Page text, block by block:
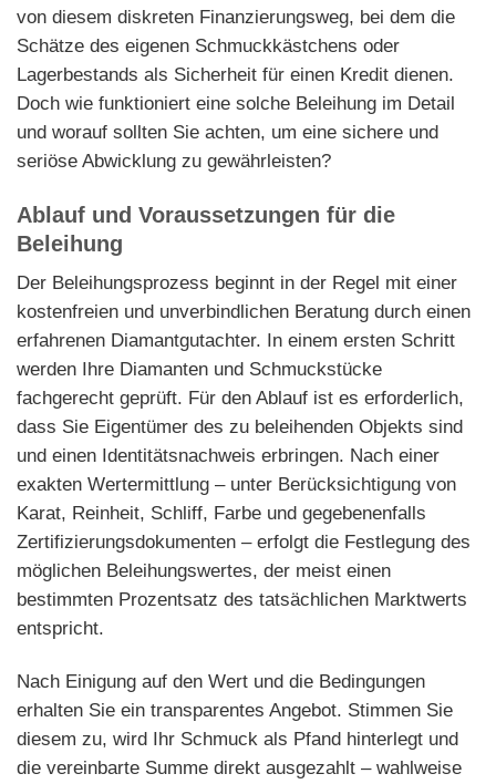
von diesem diskreten Finanzierungsweg, bei dem die
Schätze des eigenen Schmuckkästchens oder
Lagerbestands als Sicherheit für einen Kredit dienen.
Doch wie funktioniert eine solche Beleihung im Detail
und worauf sollten Sie achten, um eine sichere und
seriöse Abwicklung zu gewährleisten?
Ablauf und Voraussetzungen für die
Beleihung
Der Beleihungsprozess beginnt in der Regel mit einer
kostenfreien und unverbindlichen Beratung durch einen
erfahrenen Diamantgutachter. In einem ersten Schritt
werden Ihre Diamanten und Schmuckstücke
fachgerecht geprüft. Für den Ablauf ist es erforderlich,
dass Sie Eigentümer des zu beleihenden Objekts sind
und einen Identitätsnachweis erbringen. Nach einer
exakten Wertermittlung – unter Berücksichtigung von
Karat, Reinheit, Schliff, Farbe und gegebenenfalls
Zertifizierungsdokumenten – erfolgt die Festlegung des
möglichen Beleihungswertes, der meist einen
bestimmten Prozentsatz des tatsächlichen Marktwerts
entspricht.
Nach Einigung auf den Wert und die Bedingungen
erhalten Sie ein transparentes Angebot. Stimmen Sie
diesem zu, wird Ihr Schmuck als Pfand hinterlegt und
die vereinbarte Summe direkt ausgezahlt – wahlweise